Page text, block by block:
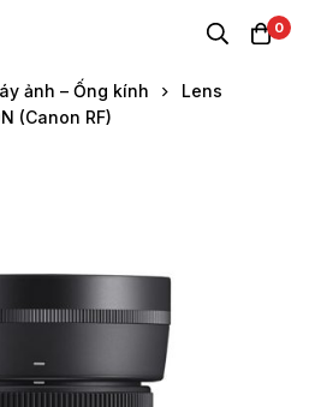
0
ảnh – Ống kính
Lens
(Canon RF)